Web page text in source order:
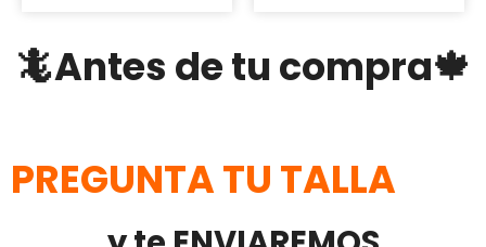
🦎Antes de tu compra🍁
PREGUNTA TU TALLA